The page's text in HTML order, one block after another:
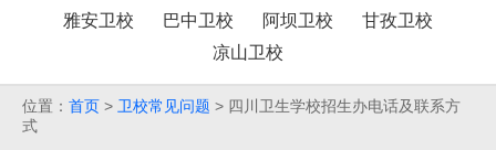
雅安卫校
巴中卫校 阿坝卫校
甘孜卫校
凉山卫校
位置： 首页 > 卫校常见问题 > 四川卫生学校招生办电话及联系方
式